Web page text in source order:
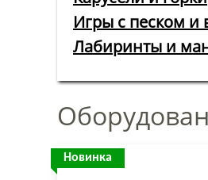
Игры с песком и
Лабиринты и
Новинка